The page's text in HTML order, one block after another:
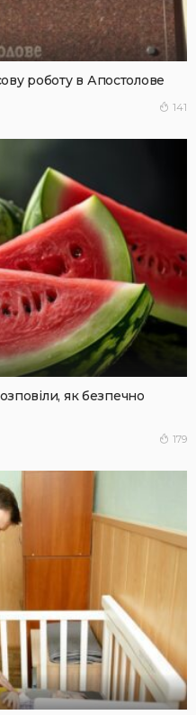
роботу в Апостолове
141
як безпечно
179